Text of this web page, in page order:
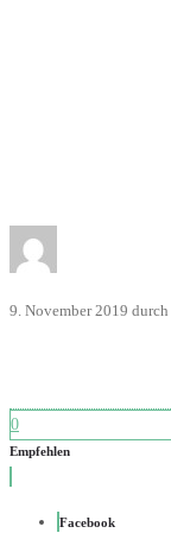
9. November 2019 durch
0
Empfehlen
Facebook